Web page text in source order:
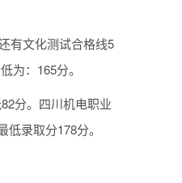
有文化测试合格线5
为：165分。
分。四川机电职业
录取分178分。